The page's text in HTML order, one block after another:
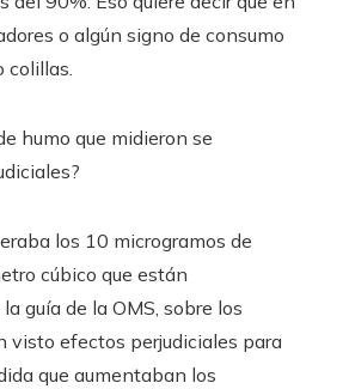
o algún signo de consumo
colillas.
humo que midieron se
los 10 microgramos de
cúbico que están
guía de la OMS, sobre los
visto efectos perjudiciales para
que aumentaban los